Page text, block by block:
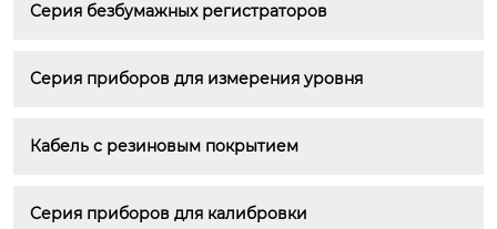
Серия безбумажных регистраторов
Серия приборов для измерения уровня
Кабель с резиновым покрытием
Серия приборов для калибровки